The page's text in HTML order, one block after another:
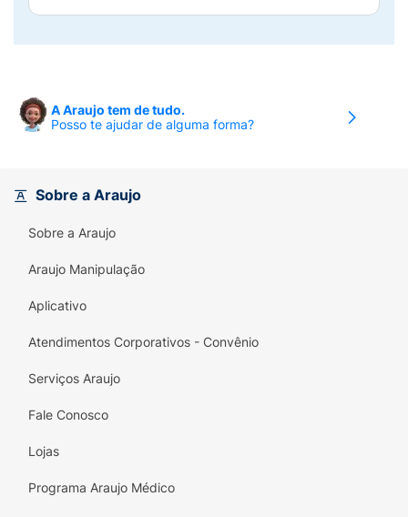
A Araujo tem de tudo.
Posso te ajudar de alguma forma?
Sobre a Araujo
Sobre a Araujo
Araujo Manipulação
Aplicativo
Atendimentos Corporativos - Convênio
Serviços Araujo
Fale Conosco
Lojas
Programa Araujo Médico